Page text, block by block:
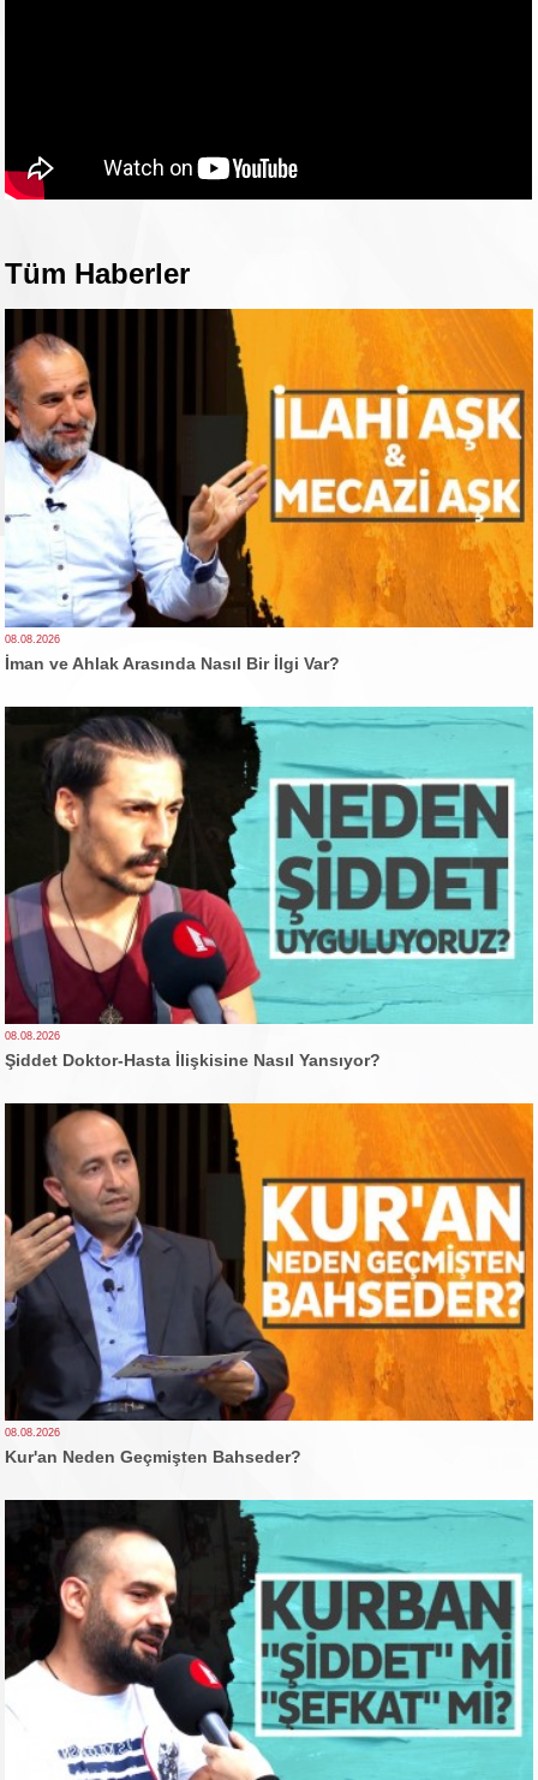
Tüm Haberler
08.08.2026
İman ve Ahlak Arasında Nasıl Bir İlgi Var?
08.08.2026
Şiddet Doktor-Hasta İlişkisine Nasıl Yansıyor?
08.08.2026
Kur'an Neden Geçmişten Bahseder?